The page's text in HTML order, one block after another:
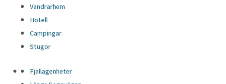
Vandrarhem
Hotell
Campingar
Stugor
Fjällägenheter